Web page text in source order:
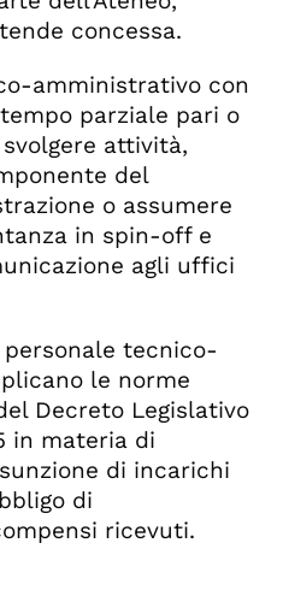
concessa.
amministrativo con
parziale pari o
attività,
del
o assumere
in spin-off e
agli uffici
tecnico-
le norme
Decreto Legislativo
in materia di
di incarichi
di
ricevuti.